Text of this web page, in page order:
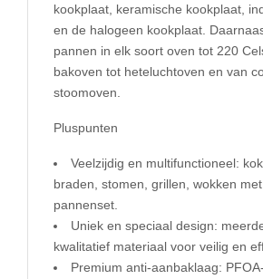
kookplaat, keramische kookplaat,
en de halogeen kookplaat.
pannen in elk soort oven tot 220
bakoven tot heteluchtoven en van
stoomoven.
Pluspunten
Veelzijdig en multifunctioneel:
braden, stomen, grillen, wokken
pannenset.
Uniek en speciaal design:
kwalitatief materiaal voor veilig en
Premium anti-aanbaklaag: